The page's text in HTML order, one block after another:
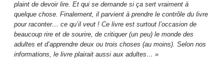
plaint de devoir lire. Et qui se demande si ça sert vraiment à
quelque chose. Finalement, il parvient à prendre le contrôle du livre
pour raconter… ce qu’il veut ! Ce livre est surtout l’occasion de
beaucoup rire et de sourire, de critiquer (un peu) le monde des
adultes et d’apprendre deux ou trois choses (au moins). Selon nos
informations, le livre plairait aussi aux adultes… »